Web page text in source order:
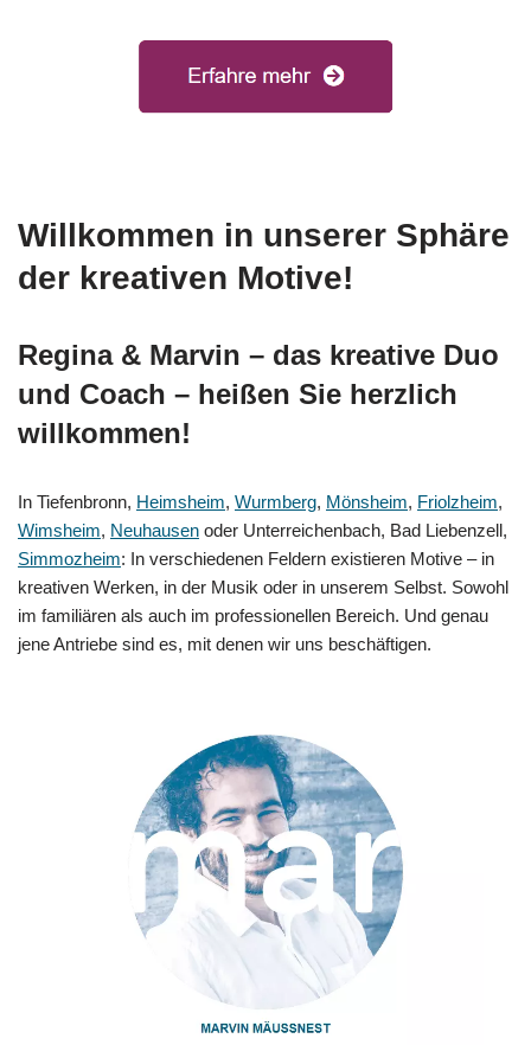
Willkommen in unserer Sphäre
der kreativen Motive!
Regina & Marvin – das kreative Duo
und Coach – heißen Sie herzlich
willkommen!
In Tiefenbronn, Heimsheim, Wurmberg, Mönsheim, Friolzheim,
Wimsheim, Neuhausen oder Unterreichenbach, Bad Liebenzell,
Simmozheim: In verschiedenen Feldern existieren Motive – in
kreativen Werken, in der Musik oder in unserem Selbst. Sowohl
im familiären als auch im professionellen Bereich. Und genau
jene Antriebe sind es, mit denen wir uns beschäftigen.